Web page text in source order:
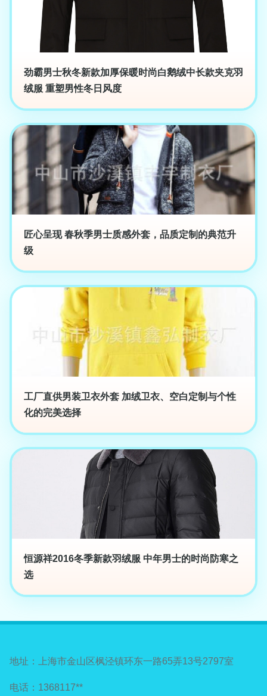
劲霸男士秋冬新款加厚保暖时尚白鹅绒中长款夹克羽
绒服 重塑男性冬日风度
匠心呈现 春秋季男士质感外套，品质定制的典范升
级
工厂直供男装卫衣外套 加绒卫衣、空白定制与个性
化的完美选择
恒源祥2016冬季新款羽绒服 中年男士的时尚防寒之
选
地址：上海市金山区枫泾镇环东一路65弄13号2797室
电话：1368117**